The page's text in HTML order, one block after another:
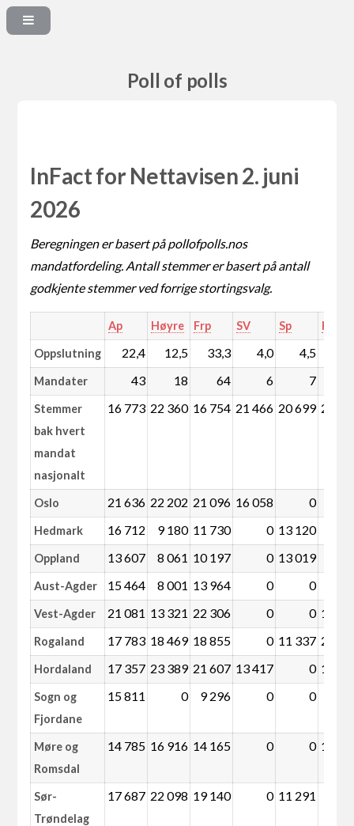
Poll of polls
InFact for Nettavisen 2. juni
2026
Beregningen er basert på pollofpolls.nos
mandatfordeling. Antall stemmer er basert på antall
godkjente stemmer ved forrige stortingsvalg.
Ap Høyre Frp SV Sp KrF
Oppslutning 22,4 12,5 33,3 4,0 4,5
Mandater 43 18 64 6 7
Stemmer
bak hvert
mandat
nasjonalt
16 773 22 360 16 754 21 466 20 699 22
Oslo 21 636 22 202 21 096 16 058 0
Hedmark 16 712 9 180 11 730 0 13 120
Oppland 13 607 8 061 10 197 0 13 019
Aust-Agder 15 464 8 001 13 964 0 0
Vest-Agder 21 081 13 321 22 306 0 0 15
Rogaland 17 783 18 469 18 855 0 11 337 23
Hordaland 17 357 23 389 21 607 13 417 0 16
Sogn og
Fjordane
15 811 0 9 296 0 0
Møre og
Romsdal
14 785 16 916 14 165 0 0 10
Sør-
Trøndelag
17 687 22 098 19 140 0 11 291